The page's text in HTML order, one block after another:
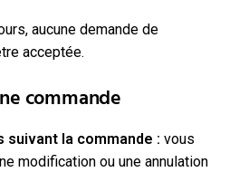
aucune demande de
acceptée.
commande
suivant la commande : vous
modification ou une annulation